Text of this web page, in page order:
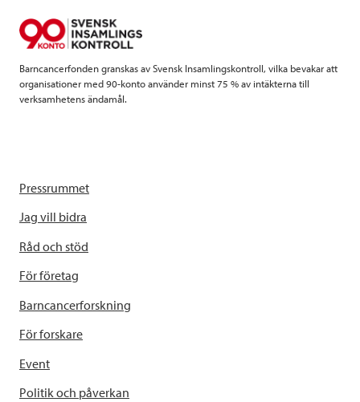
k
Barncancerfonden granskas av Svensk Insamlingskontroll, vilka bevakar att
organisationer med 90-konto använder minst 75 % av intäkterna till
verksamhetens ändamål.
Pressrummet
Jag vill bidra
Råd och stöd
För företag
Barncancerforskning
För forskare
Event
Politik och påverkan